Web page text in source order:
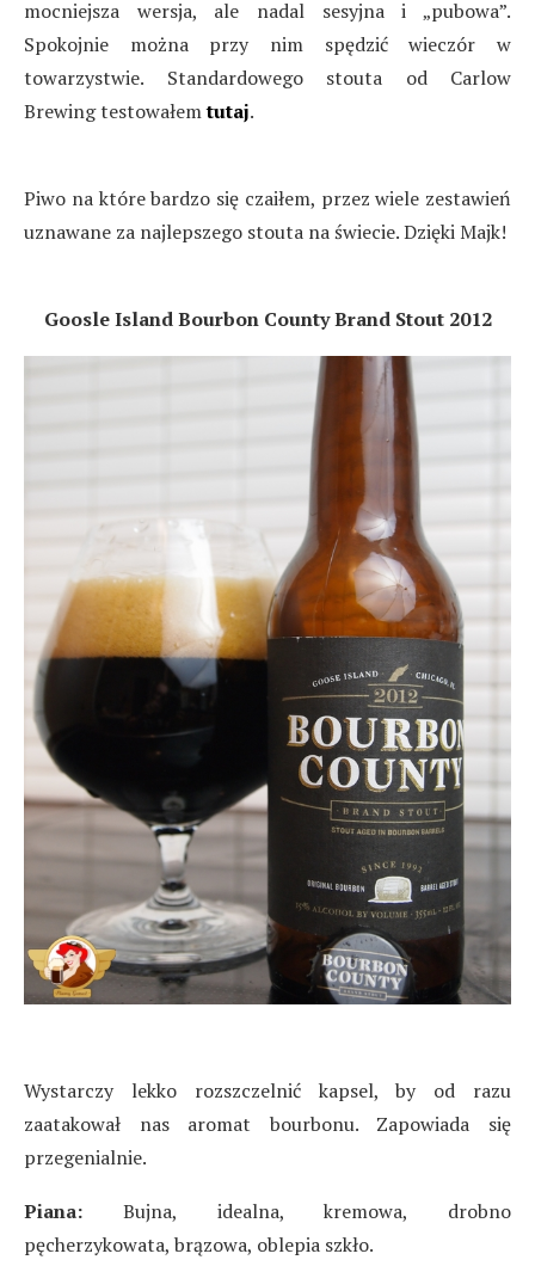
mocniejsza wersja, ale nadal sesyjna i „pubowa”.
Spokojnie można przy nim spędzić wieczór w
towarzystwie. Standardowego stouta od Carlow
Brewing testowałemtutaj.
Piwo na które bardzo się czaiłem, przez wiele zestawień
uznawane za najlepszego stouta na świecie. Dzięki Majk!
Goosle Island Bourbon County Brand Stout 2012
Wystarczy lekko rozszczelnić kapsel, by od razu
zaatakował nas aromat bourbonu. Zapowiada się
przegenialnie.
Piana: Bujna, idealna, kremowa, drobno
pęcherzykowata, brązowa, oblepia szkło.